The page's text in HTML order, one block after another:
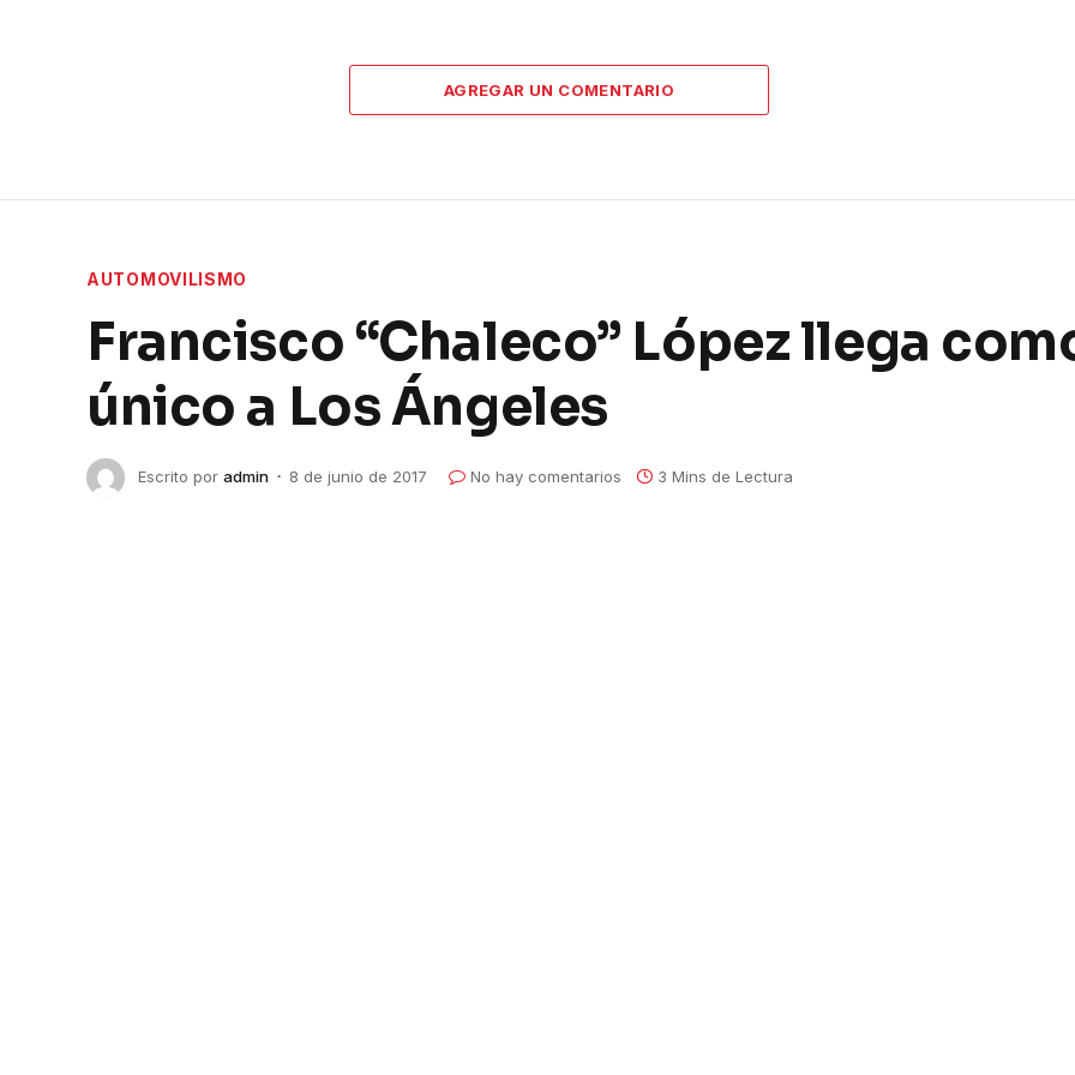
AGREGAR UN COMENTARIO
AUTOMOVILISMO
Francisco “Chaleco” López llega
único a Los Ángeles
Escrito por admin 8 de junio de 2017 No hay comentarios 3 Mins de Lectura